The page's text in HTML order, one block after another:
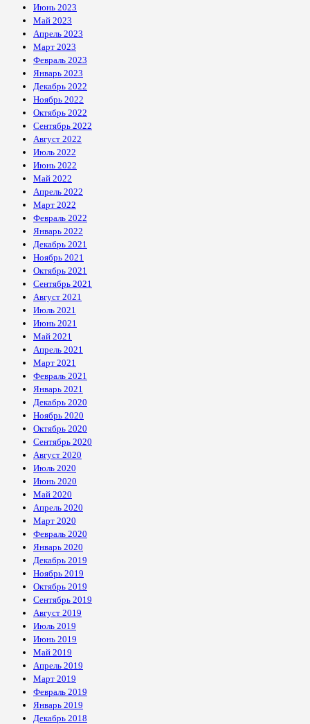
Июнь 2023
Май 2023
Апрель 2023
Март 2023
Февраль 2023
Январь 2023
Декабрь 2022
Ноябрь 2022
Октябрь 2022
Сентябрь 2022
Август 2022
Июль 2022
Июнь 2022
Май 2022
Апрель 2022
Март 2022
Февраль 2022
Январь 2022
Декабрь 2021
Ноябрь 2021
Октябрь 2021
Сентябрь 2021
Август 2021
Июль 2021
Июнь 2021
Май 2021
Апрель 2021
Март 2021
Февраль 2021
Январь 2021
Декабрь 2020
Ноябрь 2020
Октябрь 2020
Сентябрь 2020
Август 2020
Июль 2020
Июнь 2020
Май 2020
Апрель 2020
Март 2020
Февраль 2020
Январь 2020
Декабрь 2019
Ноябрь 2019
Октябрь 2019
Сентябрь 2019
Август 2019
Июль 2019
Июнь 2019
Май 2019
Апрель 2019
Март 2019
Февраль 2019
Январь 2019
Декабрь 2018